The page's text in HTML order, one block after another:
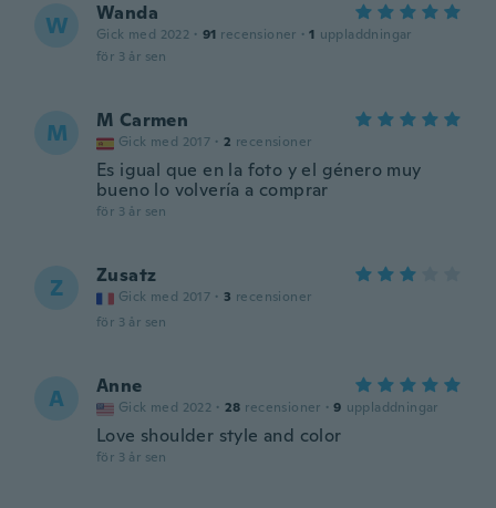
W Wanda
Gick med 2022 · 91 recensioner · 1 uppladdningar
för 3 år sen
M M Carmen
Gick med 2017 · 2 recensioner
Es igual que en la foto y el género muy
bueno lo volvería a comprar
för 3 år sen
Z Zusatz
Gick med 2017 · 3 recensioner
för 3 år sen
A Anne
Gick med 2022 · 28 recensioner · 9 uppladdningar
Love shoulder style and color
för 3 år sen